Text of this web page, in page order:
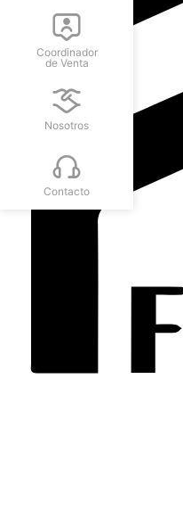
Coordinador
de Venta
Nosotros
Contacto